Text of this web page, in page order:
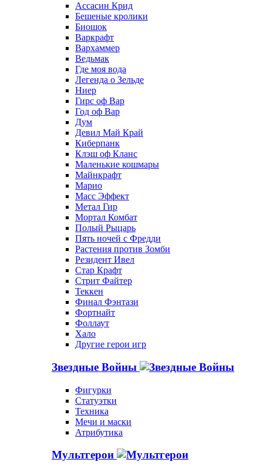
Ассасин Крид
Бешеные кролики
Биошок
Варкрафт
Вархаммер
Ведьмак
Где моя вода
Легенда о Зельде
Ниер
Гирс оф Вар
Год оф Вар
Дум
Девил Май Край
Киберпанк
Клэш оф Кланс
Маленькие кошмары
Майнкрафт
Марио
Масс Эффект
Метал Гир
Мортал Комбат
Полый Рыцарь
Пять ночей с Фредди
Растения против Зомби
Резидент Ивел
Стар Крафт
Стрит Файтер
Теккен
Финал Фэнтази
Фортнайт
Фоллаут
Хало
Другие герои игр
Звездные Войны
Фигурки
Статуэтки
Техника
Мечи и маски
Атрибутика
Мультгерои